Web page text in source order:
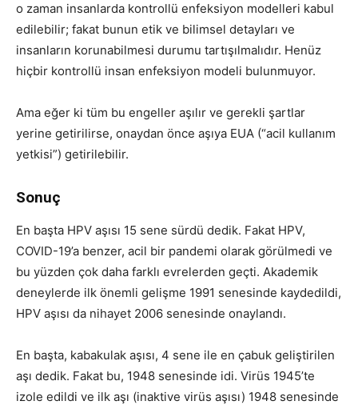
o zaman insanlarda kontrollü enfeksiyon modelleri kabul
edilebilir; fakat bunun etik ve bilimsel detayları ve
insanların korunabilmesi durumu tartışılmalıdır. Henüz
hiçbir kontrollü insan enfeksiyon modeli bulunmuyor.
Ama eğer ki tüm bu engeller aşılır ve gerekli şartlar
yerine getirilirse, onaydan önce aşıya EUA (“acil kullanım
yetkisi”) getirilebilir.
Sonuç
En başta HPV aşısı 15 sene sürdü dedik. Fakat HPV,
COVID-19’a benzer, acil bir pandemi olarak görülmedi ve
bu yüzden çok daha farklı evrelerden geçti. Akademik
deneylerde ilk önemli gelişme 1991 senesinde kaydedildi,
HPV aşısı da nihayet 2006 senesinde onaylandı.
En başta, kabakulak aşısı, 4 sene ile en çabuk geliştirilen
aşı dedik. Fakat bu, 1948 senesinde idi. Virüs 1945’te
izole edildi ve ilk aşı (inaktive virüs aşısı) 1948 senesinde